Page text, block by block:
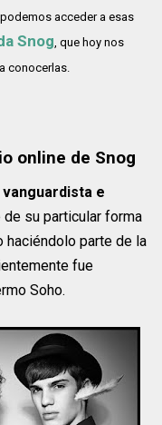
acceder a esas
Snog , que hoy nos
conocerlas.
online de Snog
e
su particular forma
haciéndolo parte de la
fue
Soho.